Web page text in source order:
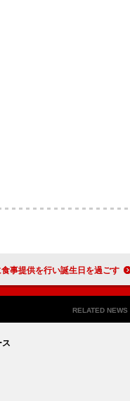
事被災者に食事提供を行い誕生日を過ごす
RELATED NEWS